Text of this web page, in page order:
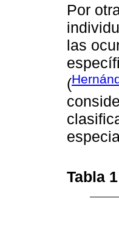
Por
las
(
Tabla 1